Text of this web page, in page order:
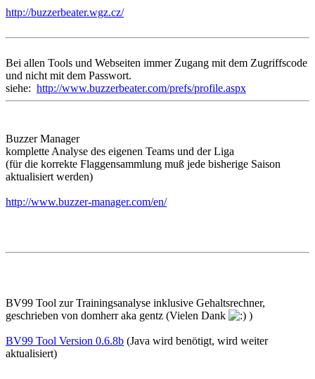
http://buzzerbeater.wgz.cz/
Bei allen Tools und Webseiten immer Zugang mit dem Zugriffscode
und nicht mit dem Passwort.
siehe: http://www.buzzerbeater.com/prefs/profile.aspx
Buzzer Manager
komplette Analyse des eigenen Teams und der Liga
(für die korrekte Flaggensammlung muß jede bisherige Saison
aktualisiert werden)
http://www.buzzer-manager.com/en/
BV99 Tool zur Trainingsanalyse inklusive Gehaltsrechner,
geschrieben von domherr aka gentz (Vielen Dank
)
BV99 Tool Version 0.6.8b (Java wird benötigt, wird weiter
aktualisiert)